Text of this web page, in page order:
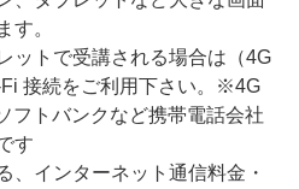
す。
ットで受講される場合は（4G
接続をご利用下さい。※4G
フトバンクなど携帯電話会社
す
インターネット通信料金・